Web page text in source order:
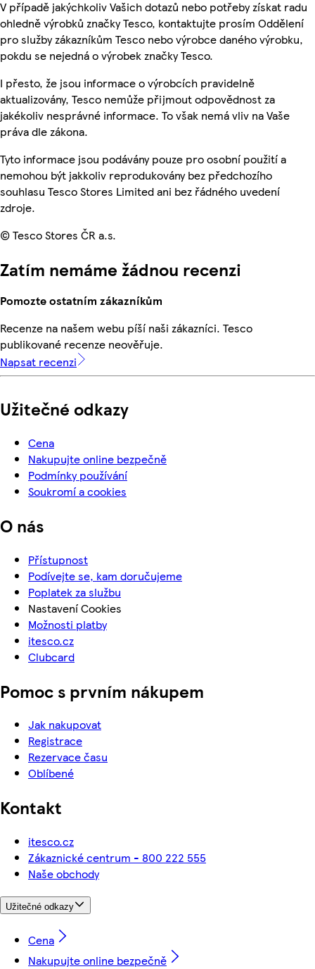
V případě jakýchkoliv Vašich dotazů nebo potřeby získat radu
ohledně výrobků značky Tesco, kontaktujte prosím Oddělení
pro služby zákazníkům Tesco nebo výrobce daného výrobku,
pokdu se nejedná o výrobek značky Tesco.
I přesto, že jsou informace o výrobcích pravidelně
aktualizovány, Tesco nemůže přijmout odpovědnost za
jakékoliv nesprávné informace. To však nemá vliv na Vaše
práva dle zákona.
Tyto informace jsou podávány pouze pro osobní použití a
nemohou být jakkoliv reprodukovány bez předchozího
souhlasu Tesco Stores Limited ani bez řádného uvedení
zdroje.
© Tesco Stores ČR a.s.
Zatím nemáme žádnou recenzi
Pomozte ostatním zákazníkům
Recenze na našem webu píší naši zákazníci. Tesco
publikované recenze neověřuje.
Napsat recenzi
Užitečné odkazy
Cena
Nakupujte online bezpečně
Podmínky používání
Soukromí a cookies
O nás
Přístupnost
Podívejte se, kam doručujeme
Poplatek za službu
Nastavení Cookies
Možnosti platby
itesco.cz
Clubcard
Pomoc s prvním nákupem
Jak nakupovat
Registrace
Rezervace času
Oblíbené
Kontakt
itesco.cz
Zákaznické centrum - 800 222 555
Naše obchody
Užitečné odkazy
Cena
Nakupujte online bezpečně